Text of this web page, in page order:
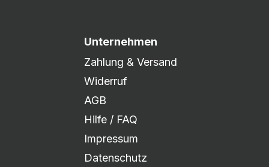
Unternehmen
Zahlung & Versand
Widerruf
AGB
Hilfe / FAQ
Impressum
Datenschutz